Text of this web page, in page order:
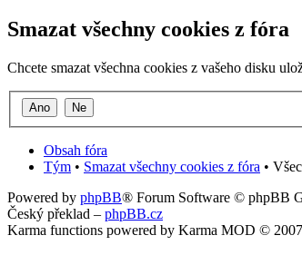
Smazat všechny cookies z fóra
Chcete smazat všechna cookies z vašeho disku
Obsah fóra
Tým • Smazat všechny cookies z fóra •
Powered by phpBB® Forum Software © phpBB
Český překlad – phpBB.cz
Karma functions powered by Karma MOD ©